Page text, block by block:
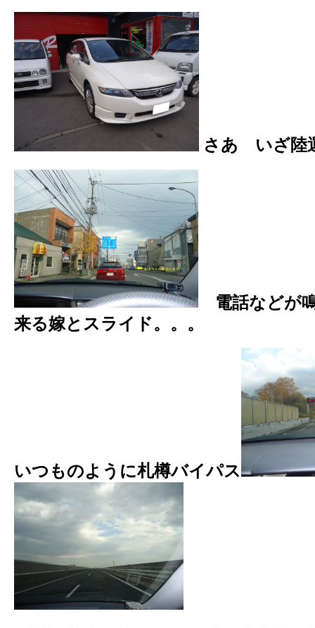
さあ いざ陸
電話などが
来る嫁とスライド。。。
いつものように札樽バイパス